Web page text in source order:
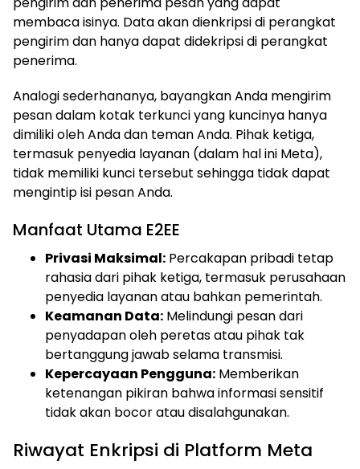
membaca isinya. Data akan dienkripsi di perangkat
pengirim dan hanya dapat didekripsi di perangkat
penerima.
Analogi sederhananya, bayangkan Anda mengirim
pesan dalam kotak terkunci yang kuncinya hanya
dimiliki oleh Anda dan teman Anda. Pihak ketiga,
termasuk penyedia layanan (dalam hal ini Meta),
tidak memiliki kunci tersebut sehingga tidak dapat
mengintip isi pesan Anda.
Manfaat Utama E2EE
Privasi Maksimal: Percakapan pribadi tetap
rahasia dari pihak ketiga, termasuk perusahaan
penyedia layanan atau bahkan pemerintah.
Keamanan Data: Melindungi pesan dari
penyadapan oleh peretas atau pihak tak
bertanggung jawab selama transmisi.
Kepercayaan Pengguna: Memberikan
ketenangan pikiran bahwa informasi sensitif
tidak akan bocor atau disalahgunakan.
Riwayat Enkripsi di Platform Meta